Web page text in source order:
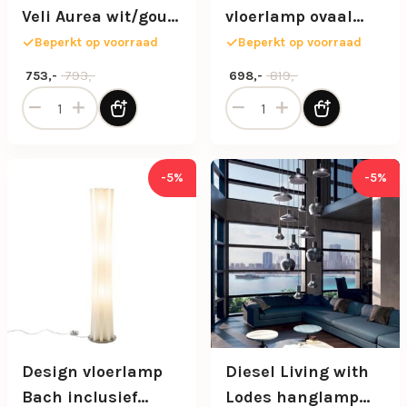
Veli Aurea wit/goud
60 cm
Beperkt op voorraad
793,-
Oorspronkelijke prijs was: 793,-.
753,-
Huidige prijs is: 753,-.
Design hanglamp Veli Aurea wit/goud 60 cm aantal
vloerlamp ovaal
mat zwart dimbaar
Beperkt op voorraad
819,-
Oorspronkelijke prijs was:
698,-
Huidige prijs is: 698,-.
Design LED vloerlamp
-5%
Design vloerlamp
Bach inclusief
-5%
Diesel Living with
Lodes hanglamp